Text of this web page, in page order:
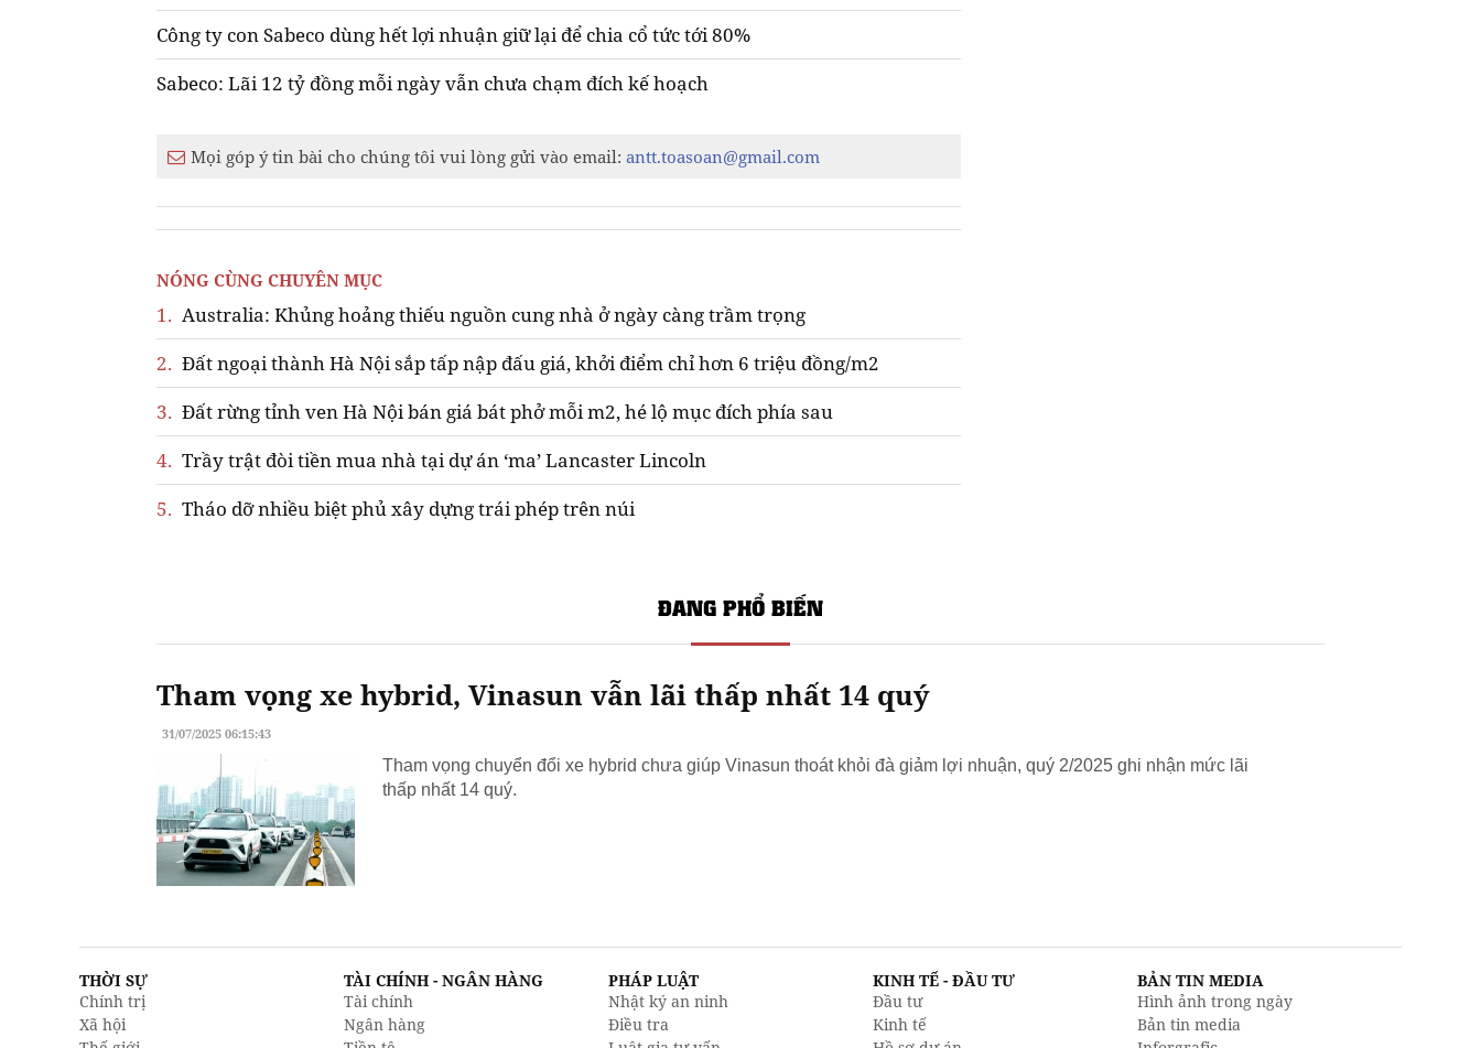
Công ty con Sabeco dùng hết lợi nhuận giữ lại để chia cổ tức tới 80%
Sabeco: Lãi 12 tỷ đồng mỗi ngày vẫn chưa chạm đích kế hoạch
Mọi góp ý tin bài cho chúng tôi vui lòng gửi vào email: antt.toasoan@gmail.com
NÓNG CÙNG CHUYÊN MỤC
1. Australia: Khủng hoảng thiếu nguồn cung nhà ở ngày càng trầm trọng
2. Đất ngoại thành Hà Nội sắp tấp nập đấu giá, khởi điểm chỉ hơn 6 triệu đồng/m2
3. Đất rừng tỉnh ven Hà Nội bán giá bát phở mỗi m2, hé lộ mục đích phía sau
4. Trầy trật đòi tiền mua nhà tại dự án ‘ma’ Lancaster Lincoln
5. Tháo dỡ nhiều biệt phủ xây dựng trái phép trên núi
ĐANG PHỔ BIẾN
Tham vọng xe hybrid, Vinasun vẫn lãi thấp nhất 14 quý
31/07/2025 06:15:43
Tham vọng chuyển đổi xe hybrid chưa giúp Vinasun thoát khỏi đà giảm lợi nhuận, quý 2/2025 ghi nhận mức lãi
thấp nhất 14 quý.
THỜI SỰ
Chính trị
Xã hội
TÀI CHÍNH - NGÂN HÀNG
Tài chính
Ngân hàng
PHÁP LUẬT
Nhật ký an ninh
Điều tra
KINH TẾ - ĐẦU TƯ
Đầu tư
Kinh tế
BẢN TIN MEDIA
Hình ảnh trong ngày
Bản tin media